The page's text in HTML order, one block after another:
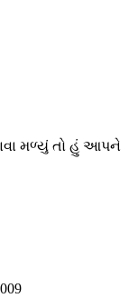
મળ્યું તો હું આપને